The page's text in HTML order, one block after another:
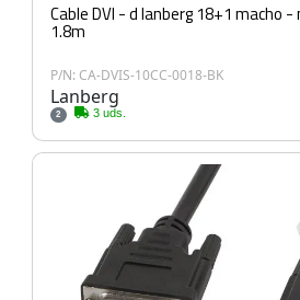
Cable DVI - d lanberg 18+1 macho
1.8m
P/N: CA-DVIS-10CC-0018-BK
Lanberg
2 3 uds.